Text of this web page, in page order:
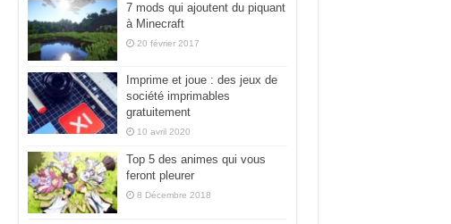
7 mods qui ajoutent du piquant
à Minecraft
20 février 2017
Imprime et joue : des jeux de
société imprimables
gratuitement
10 avril 2020
Top 5 des animes qui vous
feront pleurer
8 Décembre 2018